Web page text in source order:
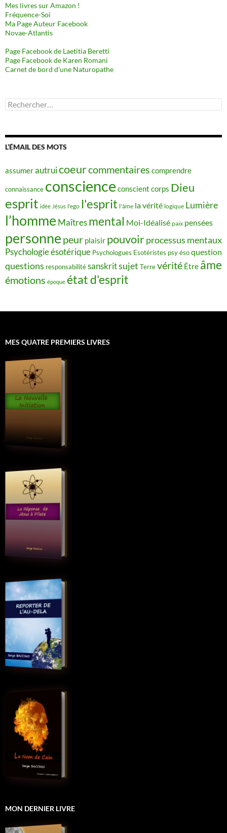
Mes livres sur Amazon !
Fréquence-Soi
Ma Page Auteur Facebook
Novae-Atlantis
Page Facebook de Laetitia Beretti
Page Facebook de Karen Romani
Carnet de bord d’une Naturopathe
Rechercher :
L’ÉMAIL DES MOTS
assumerautruicoeurcommentaires comprendre
connaissance conscience conscient corps Dieu
esprit idée Jésus l'ego l'esprit l'âme la vérité logique Lumière
l’homme Maîtres mental Moi-Idéalisé paix pensées
personne peur plaisir pouvoirprocessus mentaux
Psychologie ésotérique Psychologues Esotéristes psy ésoquestion
questions responsabilitésanskritsujet Terrevérité Être âme
émotions époque état d'esprit
MES QUATRE PREMIERS LIVRES
MON DERNIER LIVRE